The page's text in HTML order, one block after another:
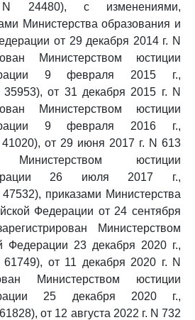
N 24480), с изменениями,
Министерства образования и
от 29 декабря 2014 г. N
Министерством юстиции
9 февраля 2015 г.,
от 31 декабря 2015 г. N
Министерством юстиции
9 февраля 2016 г.,
от 29 июня 2017 г. N 613
Министерством юстиции
26 июля 2017 г.,
приказами Министерства
Федерации от 24 сентября
Министерством
Федерации 23 декабря 2020 г.,
от 11 декабря 2020 г. N
Министерством юстиции
25 декабря 2020 г.,
от 12 августа 2022 г. N 732